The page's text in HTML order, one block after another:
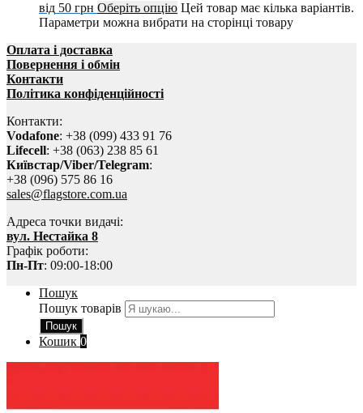
від 50 грн Оберіть опцію Цей товар має кілька варіантів.
Параметри можна вибрати на сторінці товару
Оплата і доставка
Повернення і обмін
Контакти
Політика конфіденційності
Контакти:
Vodafone: +38 (099) 433 91 76
Lifecell: +38 (063) 238 85 61
Київстар/Viber/Telegram:
+38 (096) 575 86 16
sales@flagstore.com.ua
Адреса точки видачі:
вул. Нестайка 8
Графік роботи:
Пн-Пт: 09:00-18:00
Пошук
Пошук товарів
Пошук
Кошик 0